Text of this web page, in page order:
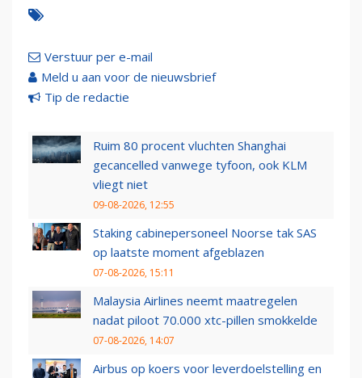
Verstuur per e-mail
Meld u aan voor de nieuwsbrief
Tip de redactie
Ruim 80 procent vluchten Shanghai
gecancelled vanwege tyfoon, ook KLM
vliegt niet
09-08-2026, 12:55
Staking cabinepersoneel Noorse tak SAS
op laatste moment afgeblazen
07-08-2026, 15:11
Malaysia Airlines neemt maatregelen
nadat piloot 70.000 xtc-pillen smokkelde
07-08-2026, 14:07
Airbus op koers voor leverdoelstelling en